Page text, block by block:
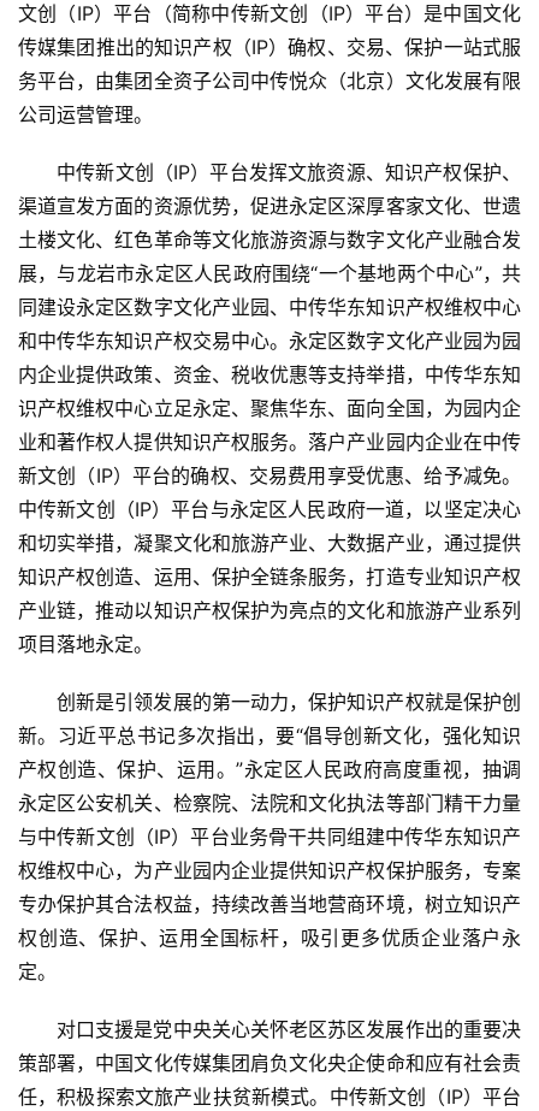
文创（IP）平台（简称中传新文创（IP）平台）是中国文化
传媒集团推出的知识产权（IP）确权、交易、保护一站式服
务平台，由集团全资子公司中传悦众（北京）文化发展有限
公司运营管理。
中传新文创（IP）平台发挥文旅资源、知识产权保护、
渠道宣发方面的资源优势，促进永定区深厚客家文化、世遗
土楼文化、红色革命等文化旅游资源与数字文化产业融合发
展，与龙岩市永定区人民政府围绕“一个基地两个中心”，共
同建设永定区数字文化产业园、中传华东知识产权维权中心
和中传华东知识产权交易中心。永定区数字文化产业园为园
内企业提供政策、资金、税收优惠等支持举措，中传华东知
识产权维权中心立足永定、聚焦华东、面向全国，为园内企
业和著作权人提供知识产权服务。落户产业园内企业在中传
新文创（IP）平台的确权、交易费用享受优惠、给予减免。
中传新文创（IP）平台与永定区人民政府一道，以坚定决心
和切实举措，凝聚文化和旅游产业、大数据产业，通过提供
知识产权创造、运用、保护全链条服务，打造专业知识产权
产业链，推动以知识产权保护为亮点的文化和旅游产业系列
项目落地永定。
创新是引领发展的第一动力，保护知识产权就是保护创
新。习近平总书记多次指出，要“倡导创新文化，强化知识
产权创造、保护、运用。”永定区人民政府高度重视，抽调
永定区公安机关、检察院、法院和文化执法等部门精干力量
与中传新文创（IP）平台业务骨干共同组建中传华东知识产
权维权中心，为产业园内企业提供知识产权保护服务，专案
专办保护其合法权益，持续改善当地营商环境，树立知识产
权创造、保护、运用全国标杆，吸引更多优质企业落户永
定。
对口支援是党中央关心关怀老区苏区发展作出的重要决
策部署，中国文化传媒集团肩负文化央企使命和应有社会责
任，积极探索文旅产业扶贫新模式。中传新文创（IP）平台